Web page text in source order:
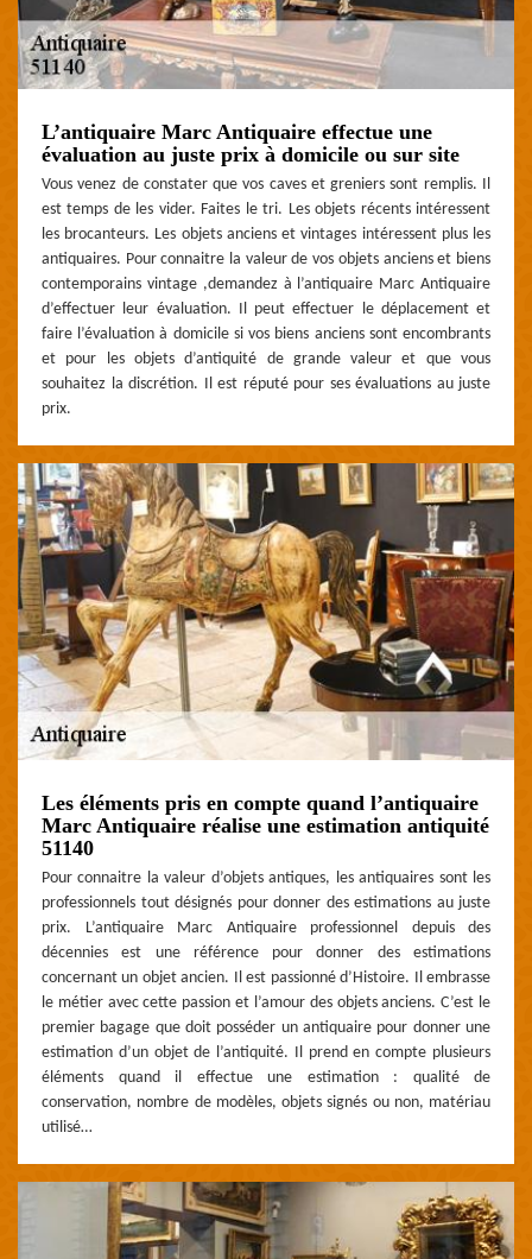
L’antiquaire Marc Antiquaire effectue une
évaluation au juste prix à domicile ou sur site
Vous venez de constater que vos caves et greniers sont remplis. Il
est temps de les vider. Faites le tri. Les objets récents intéressent
les brocanteurs. Les objets anciens et vintages intéressent plus les
antiquaires. Pour connaitre la valeur de vos objets anciens et biens
contemporains vintage ,demandez à l’antiquaire Marc Antiquaire
d’effectuer leur évaluation. Il peut effectuer le déplacement et
faire l’évaluation à domicile si vos biens anciens sont encombrants
et pour les objets d’antiquité de grande valeur et que vous
souhaitez la discrétion. Il est réputé pour ses évaluations au juste
prix.
Les éléments pris en compte quand l’antiquaire
Marc Antiquaire réalise une estimation antiquité
51140
Pour connaitre la valeur d’objets antiques, les antiquaires sont les
professionnels tout désignés pour donner des estimations au juste
prix. L’antiquaire Marc Antiquaire professionnel depuis des
décennies est une référence pour donner des estimations
concernant un objet ancien. Il est passionné d’Histoire. Il embrasse
le métier avec cette passion et l’amour des objets anciens. C’est le
premier bagage que doit posséder un antiquaire pour donner une
estimation d’un objet de l’antiquité. Il prend en compte plusieurs
éléments quand il effectue une estimation : qualité de
conservation, nombre de modèles, objets signés ou non, matériau
utilisé…